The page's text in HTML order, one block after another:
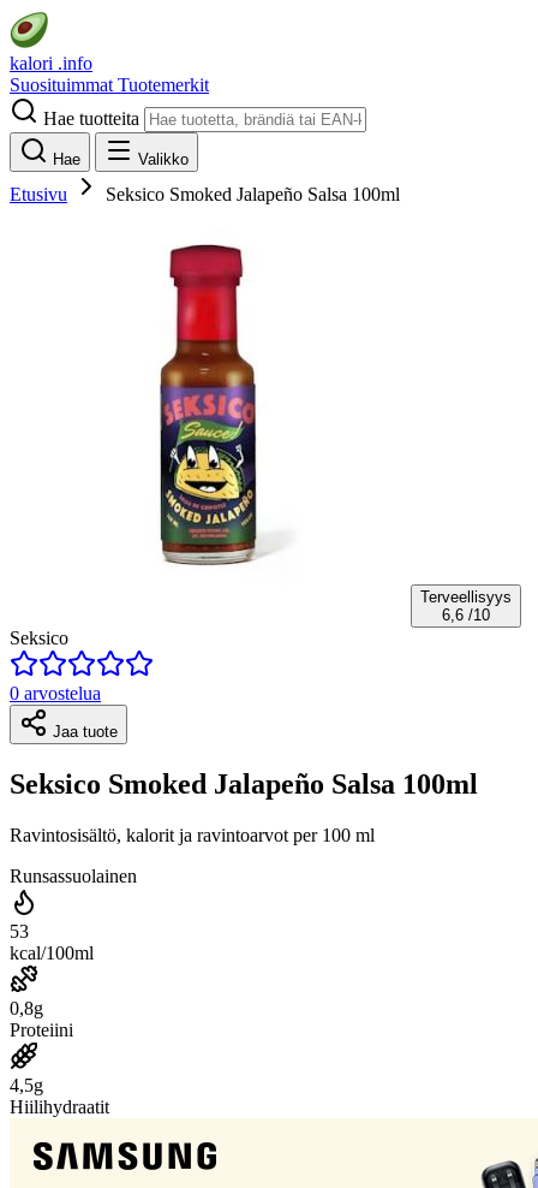
kalori .info
Suosituimmat Tuotemerkit
Hae tuotteita
Hae Valikko
Etusivu Seksico Smoked Jalapeño Salsa 100ml
Terveellisyys
6,6 /10
Seksico
0 arvostelua
Jaa tuote
Seksico Smoked Jalapeño Salsa 100ml
Ravintosisältö, kalorit ja ravintoarvot per 100 ml
Runsassuolainen
53
kcal/100ml
0,8g
Proteiini
4,5g
Hiilihydraatit